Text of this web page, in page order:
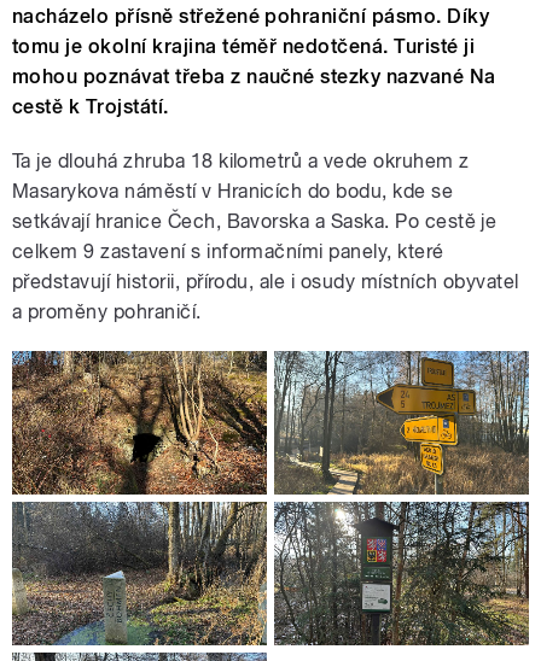
nacházelo přísně střežené pohraniční pásmo. Díky
tomu je okolní krajina téměř nedotčená. Turisté ji
mohou poznávat třeba z naučné stezky nazvané Na
cestě k Trojstátí.
Ta je dlouhá zhruba 18 kilometrů a vede okruhem z
Masarykova náměstí v Hranicích do bodu, kde se
setkávají hranice Čech, Bavorska a Saska. Po cestě je
celkem 9 zastavení s informačními panely, které
představují historii, přírodu, ale i osudy místních obyvatel
a proměny pohraničí.